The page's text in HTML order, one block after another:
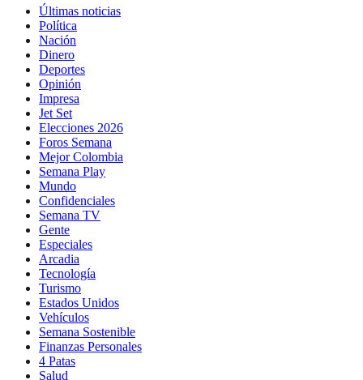
Últimas noticias
Política
Nación
Dinero
Deportes
Opinión
Impresa
Jet Set
Elecciones 2026
Foros Semana
Mejor Colombia
Semana Play
Mundo
Confidenciales
Semana TV
Gente
Especiales
Arcadia
Tecnología
Turismo
Estados Unidos
Vehículos
Semana Sostenible
Finanzas Personales
4 Patas
Salud